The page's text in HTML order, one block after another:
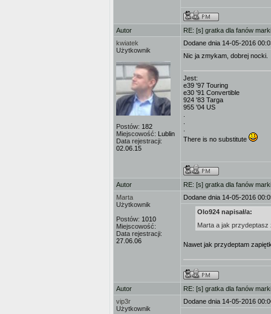
Autor
RE: [s] gratka dla fanów marki
kwiatek
Użytkownik
Postów: 182
Miejscowość: Lublin
Data rejestracji:
02.06.15
Dodane dnia 14-05-2016
Nic ja zmykam, dobrej nocki.
Jest:
e39 '97 Touring
e30 '91 Convertible
924 '83 Targa
955 '04 US
There is no substitute
Autor
RE: [s] gratka dla fanów marki
Marta
Użytkownik
Postów: 1010
Miejscowość:
Data rejestracji:
27.06.06
Dodane dnia 14-05-2016
Olo924 napisał/a:
Marta a jak przydeptasz
Nawet jak przydeptam
Autor
RE: [s] gratka dla fanów marki
vip3r
Użytkownik
Dodane dnia 14-05-2016